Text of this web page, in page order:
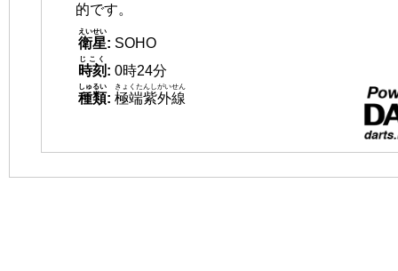
的です。
衛星
えいせい
: SOHO
時刻
じこく
: 0時24分
種類
しゅるい
: 極端紫外線
きょくたんしがいせん